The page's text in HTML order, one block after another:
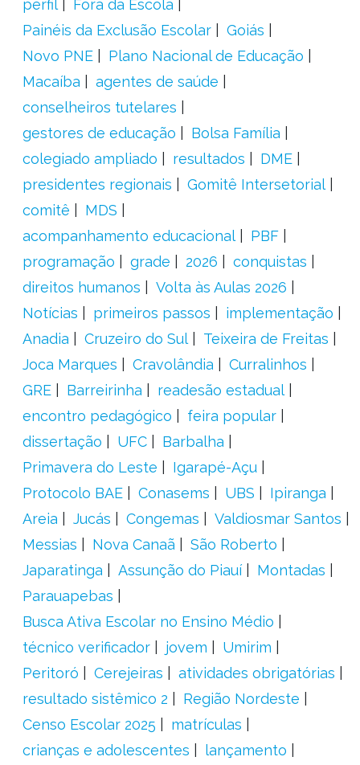
perfil
Fora da Escola
Painéis da Exclusão Escolar
Goiás
Novo PNE
Plano Nacional de Educação
Macaíba
agentes de saúde
conselheiros tutelares
gestores de educação
Bolsa Família
colegiado ampliado
resultados
DME
presidentes regionais
Gomitê Intersetorial
comitê
MDS
acompanhamento educacional
PBF
programação
grade 2026
conquistas
direitos humanos
Volta às Aulas 2026
Notícias
primeiros passos
implementação
Anadia
Cruzeiro do Sul
Teixeira de Freitas
Joca Marques
Cravolândia
Curralinhos
GRE
Barreirinha
readesão estadual
encontro pedagógico
feira popular
dissertação
UFC
Barbalha
Primavera do Leste
Igarapé-Açu
Protocolo BAE
Conasems UBS
Ipiranga
Areia
Jucás Congemas
Valdiosmar Santos
Messias
Nova Canaã
São Roberto
Japaratinga
Assunção do Piauí
Montadas
Parauapebas
Busca Ativa Escolar no Ensino Médio
técnico verificador
jovem
Umirim
Peritoró
Cerejeiras
atividades obrigatórias
resultado sistêmico 2
Região Nordeste
Censo Escolar 2025
matrículas
crianças e adolescentes
lançamento